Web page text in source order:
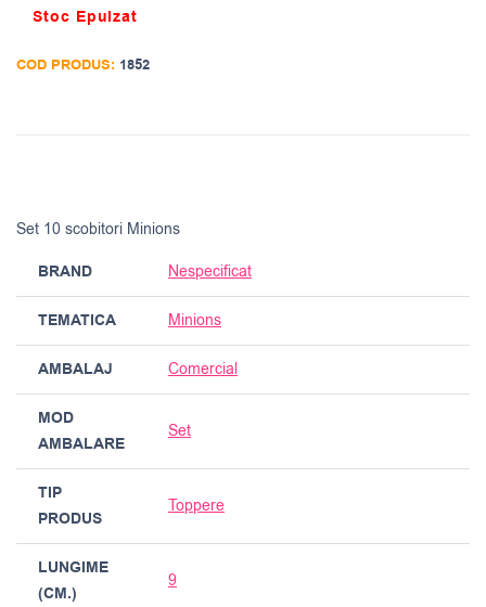
Stoc Epuizat
COD PRODUS: 1852
Set 10 scobitori Minions
BRAND Nespecificat
TEMATICA Minions
AMBALAJ Comercial
MOD
AMBALARE
Set
TIP
PRODUS
Toppere
LUNGIME
(CM.)
9